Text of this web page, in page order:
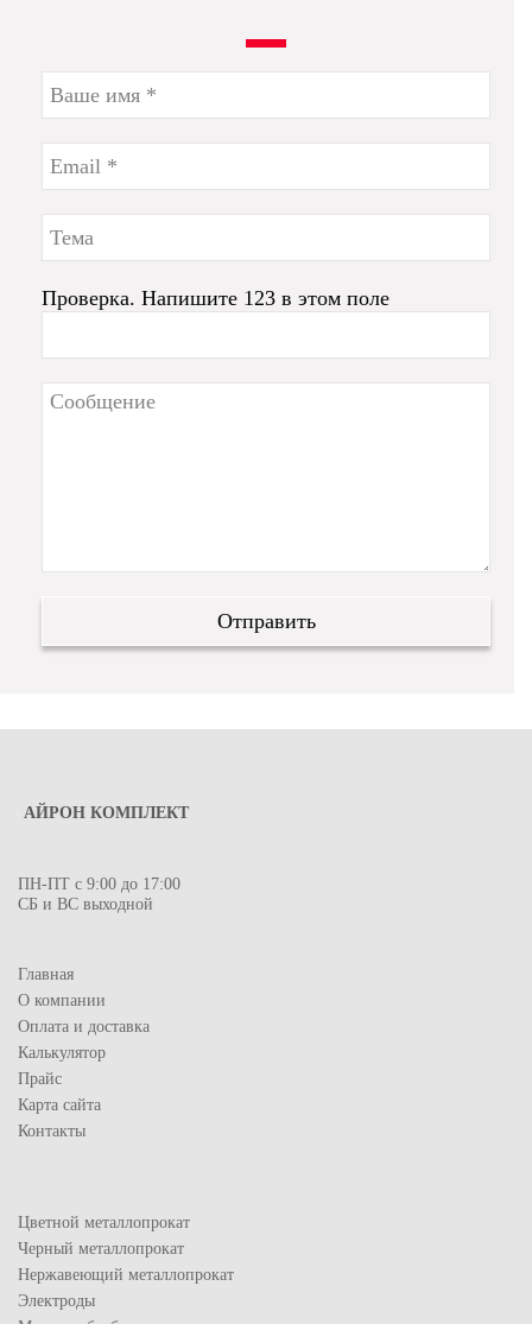
Проверка. Напишите 123 в этом поле
АЙРОН КОМПЛЕКТ
ПН-ПТ с 9:00 до 17:00
СБ и ВС выходной
Главная
О компании
Оплата и доставка
Калькулятор
Прайс
Карта сайта
Контакты
Цветной металлопрокат
Черный металлопрокат
Нержавеющий металлопрокат
Электроды